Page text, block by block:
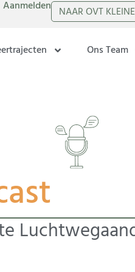
Aanmelden NAAR OVT
Ons Team